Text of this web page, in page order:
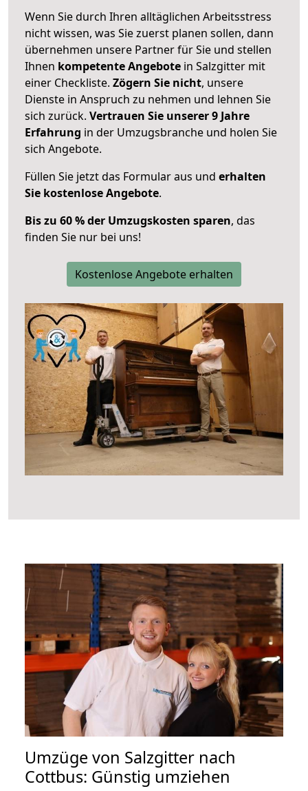
Wenn Sie durch Ihren alltäglichen Arbeitsstress
nicht wissen, was Sie zuerst planen sollen, dann
übernehmen unsere Partner für Sie und stellen
Ihnen kompetente Angebote in Salzgitter mit
einer Checkliste. Zögern Sie nicht, unsere
Dienste in Anspruch zu nehmen und lehnen Sie
sich zurück. Vertrauen Sie unserer 9 Jahre
Erfahrung in der Umzugsbranche und holen Sie
sich Angebote.
Füllen Sie jetzt das Formular aus und erhalten
Sie kostenlose Angebote.
Bis zu 60 % der Umzugskosten sparen, das
finden Sie nur bei uns!
Kostenlose Angebote erhalten
Umzüge von Salzgitter nach
Cottbus: Günstig umziehen